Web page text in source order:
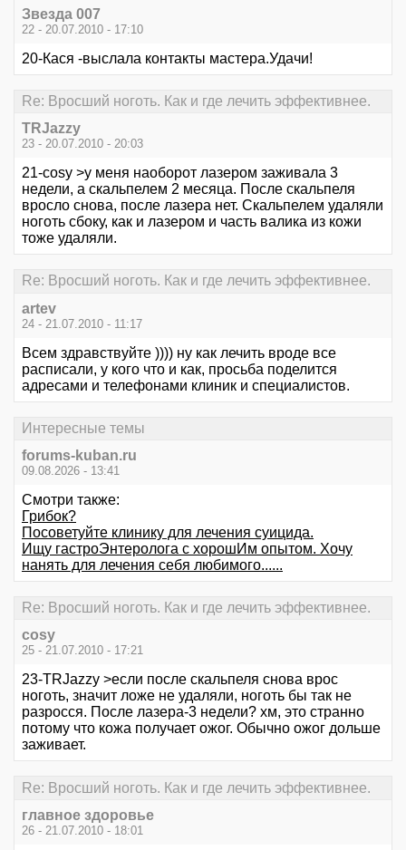
Звезда 007
22 - 20.07.2010 - 17:10
20-Кася -выслала контакты мастера.Удачи!
Re: Вросший ноготь. Как и где лечить эффективнее.
TRJazzy
23 - 20.07.2010 - 20:03
21-cosy >у меня наоборот лазером заживала 3
недели, а скальпелем 2 месяца. После скальпеля
вросло снова, после лазера нет. Скальпелем удаляли
ноготь сбоку, как и лазером и часть валика из кожи
тоже удаляли.
Re: Вросший ноготь. Как и где лечить эффективнее.
artev
24 - 21.07.2010 - 11:17
Всем здравствуйте )))) ну как лечить вроде все
расписали, у кого что и как, просьба поделится
адресами и телефонами клиник и специалистов.
Интересные темы
forums-kuban.ru
09.08.2026 - 13:41
Смотри также:
Грибок?
Посоветуйте клинику для лечения суицида.
Ищу гастроЭнтеролога с хорошИм опытом. Хочу
нанять для лечения себя любимого......
Re: Вросший ноготь. Как и где лечить эффективнее.
cosy
25 - 21.07.2010 - 17:21
23-TRJazzy >если после скальпеля снова врос
ноготь, значит ложе не удаляли, ноготь бы так не
разросся. После лазера-3 недели? хм, это странно
потому что кожа получает ожог. Обычно ожог дольше
заживает.
Re: Вросший ноготь. Как и где лечить эффективнее.
главное здоровье
26 - 21.07.2010 - 18:01